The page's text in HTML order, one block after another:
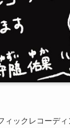
ックレコーデ